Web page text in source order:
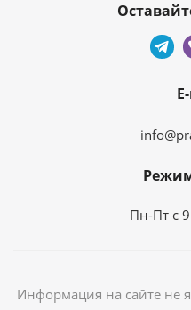
Пн-Пт с
Информация на сайте не